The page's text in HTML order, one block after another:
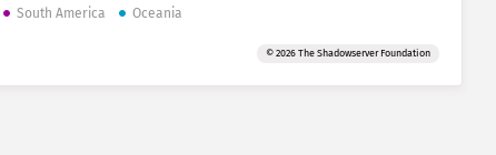
South America Oceania
© 2026 The Shadowserver Foundation